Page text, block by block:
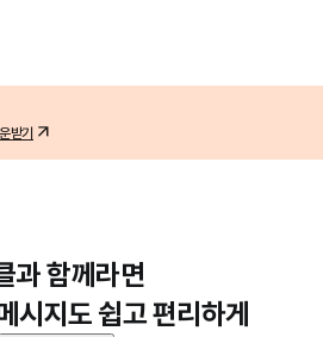
받기
과 함께라면
시지도 쉽고 편리하게